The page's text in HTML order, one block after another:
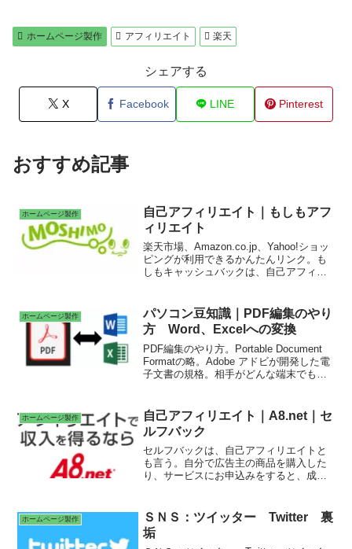
ホームページ製作 アフィリエイト 楽天
シェアする
X Facebook LINE Pinterest
おすすめ記事
ホームページ製作
自己アフィリエイト｜もしもアフ
ィリエイト
楽天市場、Amazon.co.jp、Yahoo!ショッ
ピングが利用できるかんたんリンク。も
しもキャッシュバックは、自己アフィリ
の買取屋さん スカパー！ WOWOW
お名前.com リショップナビ外壁塗装
プロパンガス料金比較サイトenepi(エネ
ピ) ソフトバンク光。
ホームページ製作
パソコン豆知識｜PDF編集のやり
方 Word、Excelへの変換
PDF編集のやり方。Portable Document
Formatの略。Adobe アドビが開発した電
子文書の規格。相手がどんな端末でも、
ットなどで使用。複合機のスキャナーで
スキャンした際のファイル形式にもなっ
ている。電子署名を施せば、PDFが改竄
された場合にその検出ができる。
ホームページ製作
自己アフィリエイト｜A8.net｜セ
ルフバック
セルフバックは、自己アフィリエイトと
も言う。自分で広告主の商品を購入した
り、サービスにお申込みをすると、成果
ホームページ製作
ＳＮＳ：ツイッター Twitter 裏
垢